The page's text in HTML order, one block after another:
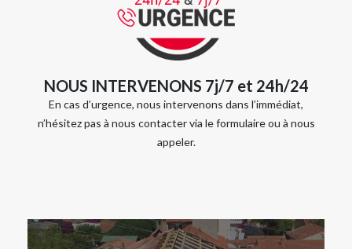
NOUS INTERVENONS 7j/7 et 24h/24
En cas d’urgence, nous intervenons dans l’immédiat,
n’hésitez pas à nous contacter via le formulaire ou à nous
appeler.